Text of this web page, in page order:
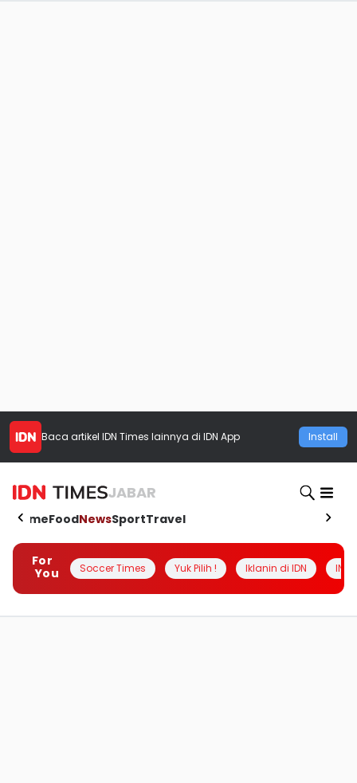
Baca artikel IDN Times lainnya di IDN App Install
JABAR
HomeFoodNewsSportTravel
For
You
Soccer Times Yuk Pilih ! Iklanin di IDN